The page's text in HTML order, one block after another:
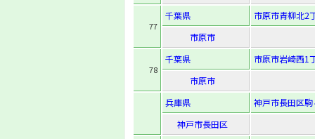
77
千葉県
市原市青柳北2
市原市
78
千葉県
市原市岩崎西1
市原市
兵庫県
神戸市長田区
神戸市長田区